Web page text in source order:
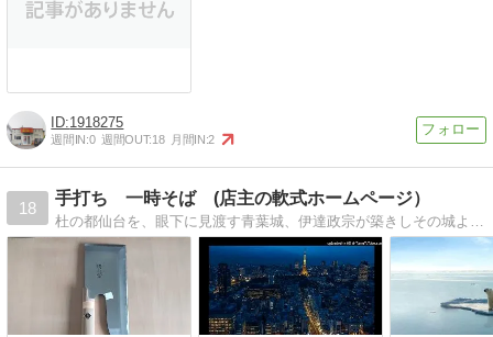
1918275
週間IN:0 週間OUT:18 月間IN:2
18
手打ち 一時そば (店主の軟式ホームページ）
杜の都仙台を、眼下に見渡す青葉城、伊達政宗が築きしその城よりも、高き背後の山一つ、その山すなわち八木山に、手打ち蕎麦屋を造りました（2016.11.27開店）